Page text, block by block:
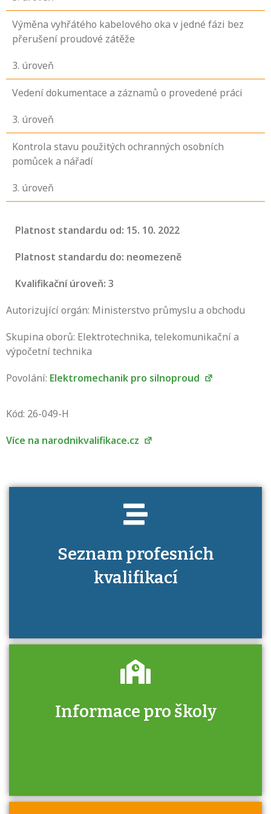
Výměna vyhřátého kabelového oka v jedné fázi bez
přerušení proudové zátěže
3. úroveň
Vedení dokumentace a záznamů o provedené práci
3. úroveň
Kontrola stavu použitých ochranných osobních
pomůcek a nářadí
3. úroveň
Platnost standardu od: 15. 10. 2022
Platnost standardu do: neomezeně
Kvalifikační úroveň: 3
Autorizující orgán: Ministerstvo průmyslu a obchodu
Skupina oborů: Elektrotechnika, telekomunikační a
výpočetní technika
Povolání: Elektromechanik pro silnoproud
Kód: 26-049-H
Více na narodnikvalifikace.cz
Seznam profesních
kvalifikací
Víte, jaké dovednosti musíte pro danou
Informace pro školy
Zjistěte, jak se přihlásit ke zkoušce a kde